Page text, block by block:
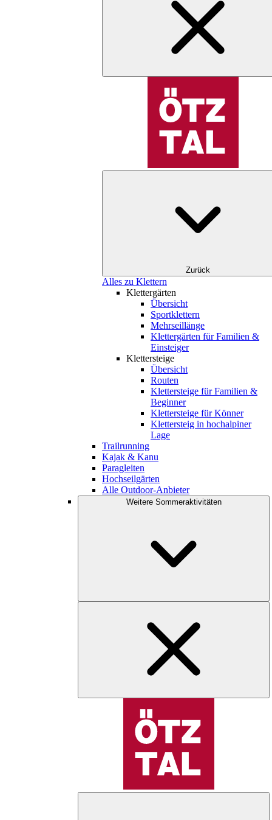
Zurück
Alles zu Klettern
Klettergärten
Übersicht
Sportklettern
Mehrseillänge
Klettergärten für Familien &
Einsteiger
Klettersteige
Übersicht
Routen
Klettersteige für Familien &
Beginner
Klettersteige für Könner
Klettersteig in hochalpiner
Lage
Trailrunning
Kajak & Kanu
Paragleiten
Hochseilgärten
Alle Outdoor-Anbieter
Weitere Sommeraktivitäten